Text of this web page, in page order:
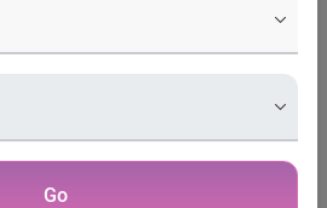
Go
2012– Experian
sa gamme de produits
sa nouvelle solution
postales à la saisie, QAS